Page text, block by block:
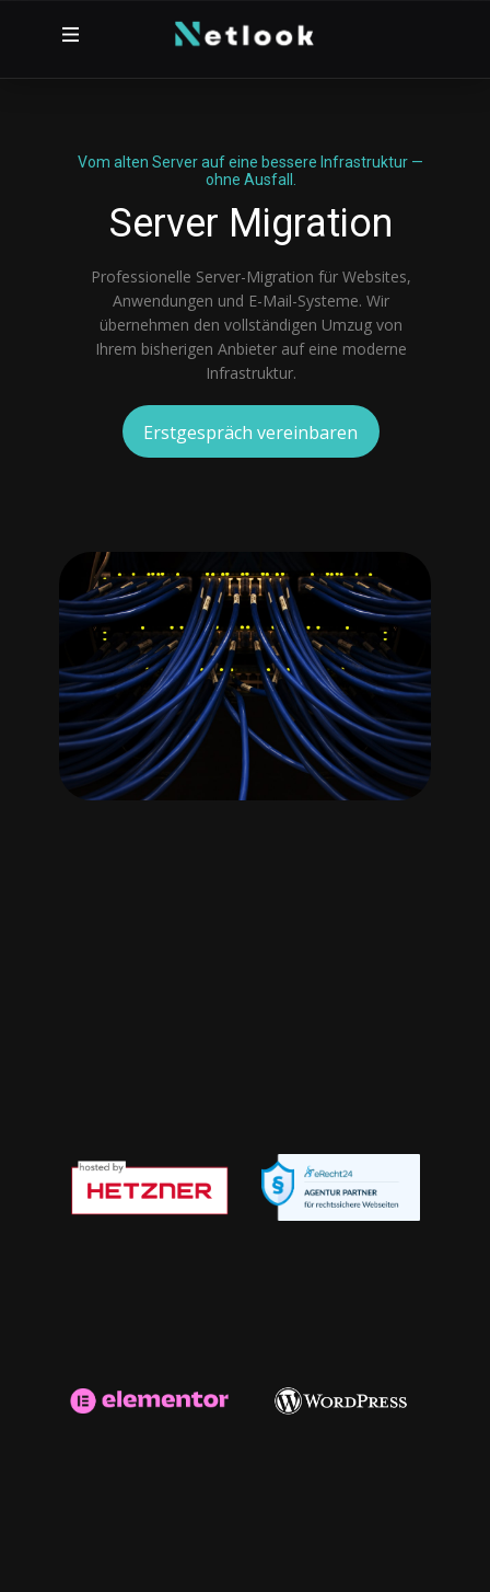
Vom alten Server auf eine bessere Infrastruktur —
ohne Ausfall.
Server Migration
Professionelle Server-Migration für Websites,
Anwendungen und E-Mail-Systeme. Wir
übernehmen den vollständigen Umzug von
Ihrem bisherigen Anbieter auf eine moderne
Infrastruktur.
Erstgespräch vereinbaren